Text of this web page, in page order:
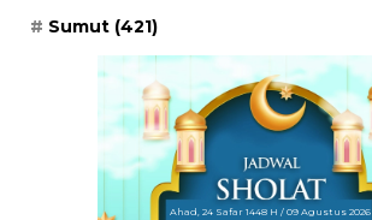
Sumut (421)
Ahad, 24 Safar 1448 H / 09 Agustus 2026